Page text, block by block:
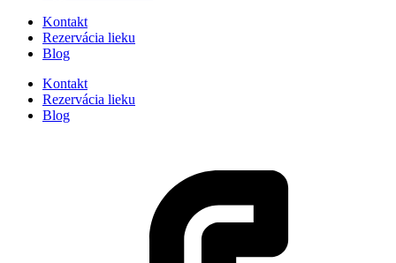
Kontakt
Rezervácia lieku
Blog
Kontakt
Rezervácia lieku
Blog